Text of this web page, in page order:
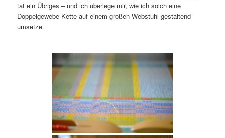
tat ein Übriges – und ich überlege mir, wie ich solch eine
Doppelgewebe-Kette auf einem großen Webstuhl gestaltend
umsetze.